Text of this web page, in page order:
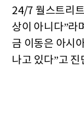
24/7 월스트리
상이 아니다”라
금 이동은 아시
나고 있다”고 진